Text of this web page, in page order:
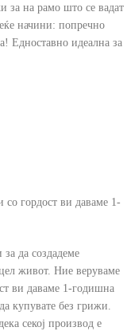
за на рамо што се вадат
начини: попречно
Едноставно идеална за
гордост ви даваме 1-
да создадеме
живот. Ние веруваме
ви даваме 1-годишна
купувате без грижи.
секој производ е